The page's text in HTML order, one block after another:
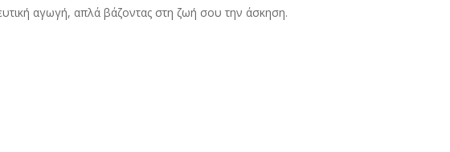
αγωγή, απλά βάζοντας στη ζωή σου την άσκηση.